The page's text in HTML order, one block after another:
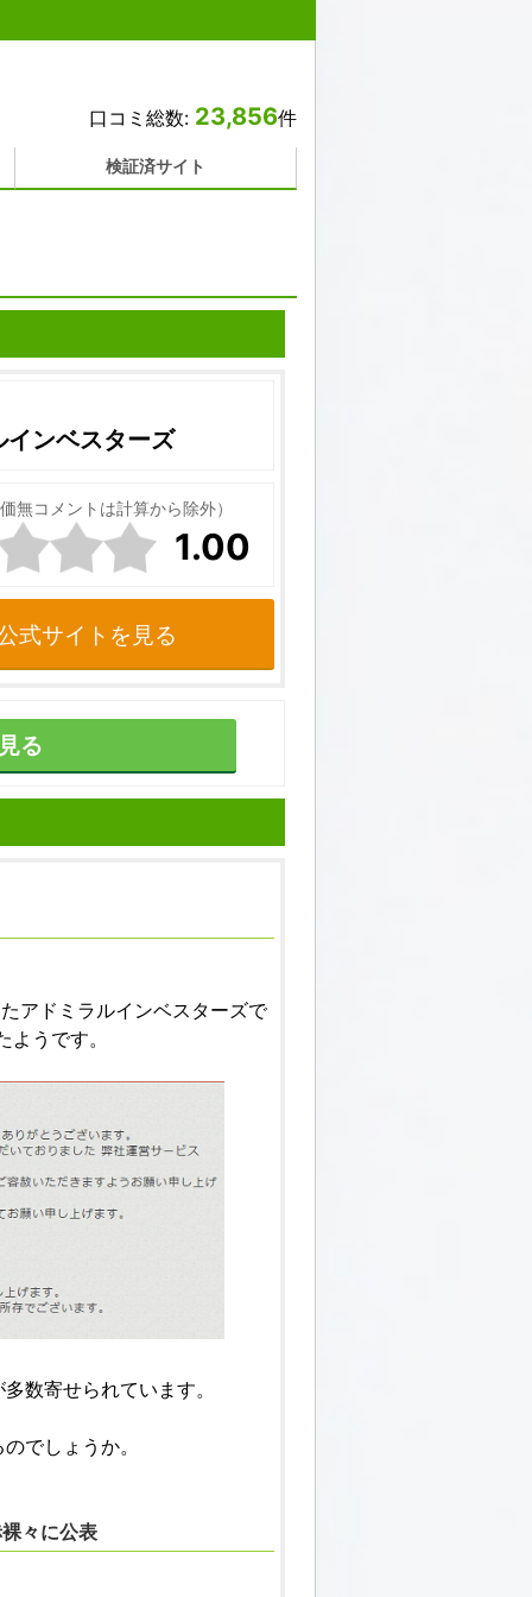
口コミ総数: 23,856件
検証済サイト
インベスターズ
無コメントは計算から除外）
1.00
式サイトを見る
る
アドミラルインベスターズで
うです。
数寄せられています。
でしょうか。
々に公表